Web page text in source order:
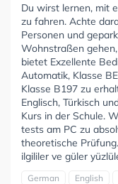
Du wirst lernen, mit
zu fahren. Achte
Personen und
Wohnstraßen
bietet Exzellente
Automatik, Klasse
Klasse B197 zu
Englisch, Türkisch
Kurs in der Schule.
tests am PC zu
theoretische
ilgililer ve güler
German English